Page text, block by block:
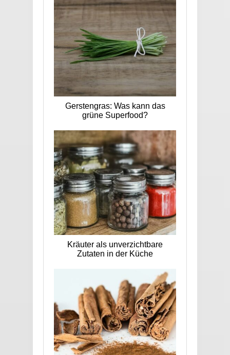
Gerstengras: Was kann das
grüne Superfood?
Kräuter als unverzichtbare
Zutaten in der Küche